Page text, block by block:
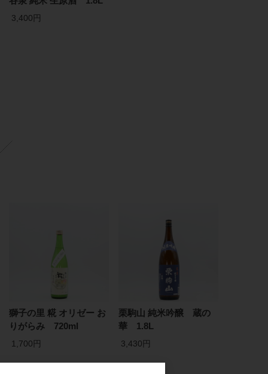
3,400円
獅子の里 糀 オリゼー お
りがらみ 720ml
1,700円
栗駒山 純米吟醸 蔵の
華 1.8L
3,430円